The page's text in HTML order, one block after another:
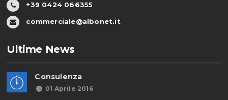
+39 0424 066355
commerciale@albonet.it
Ultime News
Consulenza
01 Aprile 2016